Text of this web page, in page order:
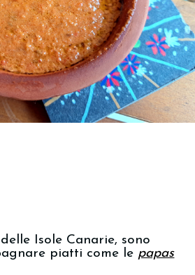
Isole Canarie, sono
piatti come le papas